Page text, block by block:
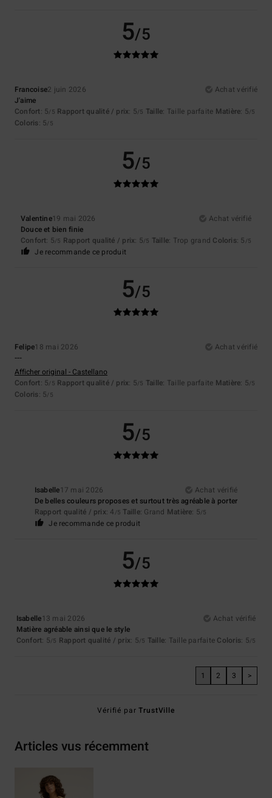
5/5
Francoise2 juin 2026
Achat vérifié
J'aime
Confort: 5/5 Rapport qualité / prix: 5/5 Taille: Taille parfaite Matière: 5/5
Coloris: 5/5
5/5
Valentine19 mai 2026
Achat vérifié
Douce et bien finie
Confort: 5/5 Rapport qualité / prix: 5/5 Taille: Trop grand Coloris: 5 /5
Je recommande ce produit
5/5
Felipe18 mai 2026
Achat vérifié
---
Afficher original - Castellano
Confort: 5/5 Rapport qualité / prix: 5/5 Taille: Taille parfaite Matière: 5/5
Coloris: 5/5
5/5
Isabelle17 mai 2026
Achat vérifié
De belles couleurs proposes et surtout très agréable à porter
Rapport qualité / prix: 4 /5 Taille: Grand Matière: 5/5
Je recommande ce produit
5/5
Isabelle13 mai 2026
Achat vérifié
Matière agréable ainsi que le style
Confort: 5/5 Rapport qualité / prix: 5/5 Taille: Taille parfaite Coloris: 5/5
1 2 3 >
Vérifié parTrustVille
Articles vus récemment